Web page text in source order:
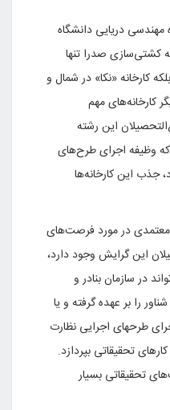
مهندسی دریایی دانشگاه
کشتی‌سازی صدرا تنها
کارخانه «نکا» در شمال و
کارخانه‌های مهم
این رشته
وظیفه اجرای طرح‌های
جذب این کارخانه‌ها
معتمدی در مورد فرصت‌های
این گرایش وجود دارد،
در سازمان بنادر و
را بر عهده گرفته و یا
طرحهای اجرایی نظارت
تحقیقاتی بپردازد.
تحقیقاتی بسیار